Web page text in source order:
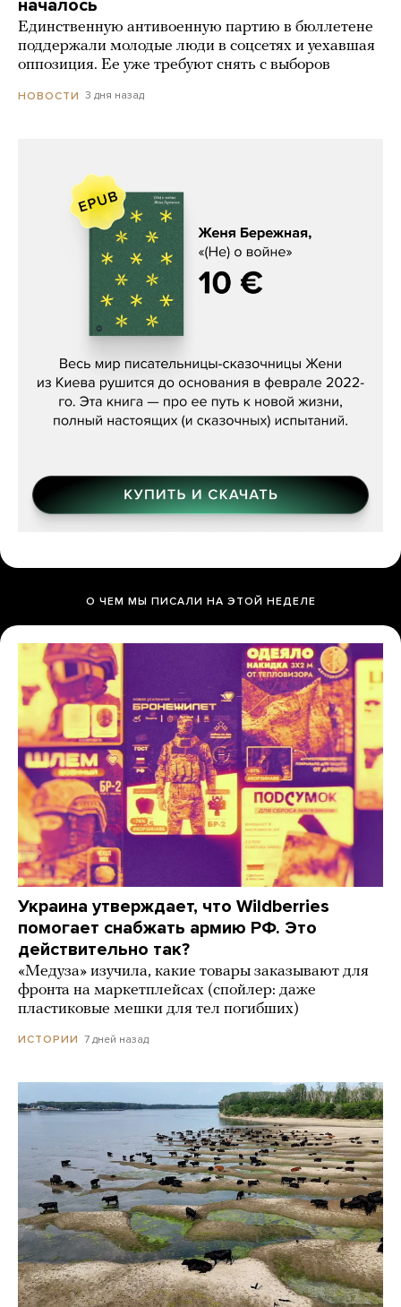
началось
Единственную антивоенную партию в бюллетене
поддержали молодые люди в соцсетях и уехавшая
оппозиция. Ее уже требуют снять с выборов
НОВОСТИ 3 дня назад
Женя Бережная, «(Не) о войне»
О ЧЕМ МЫ ПИСАЛИ НА ЭТОЙ НЕДЕЛЕ
Украина утверждает, что Wildberries
помогает снабжать армию РФ. Это
действительно так?
«Медуза» изучила, какие товары заказывают для
фронта на маркетплейсах (спойлер: даже
пластиковые мешки для тел погибших)
ИСТОРИИ 7 дней назад